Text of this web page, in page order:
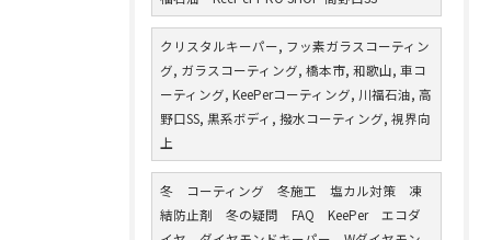
クリスタルキーパー, フッ素ガラスコーティン
グ, ガラスコーティング, 橋本市, 和歌山, 車コ
ーティング, KeePerコーティング, 川福石油, 高
野口SS, 黒系ボディ, 撥水コーティング, 視界向
上
冬 コーティング 冬施工 塩カル対策 凍
結防止剤 冬の疑問 FAQ KeePer エコダ